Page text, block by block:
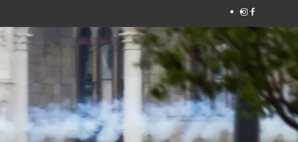
Instagram
Facebook